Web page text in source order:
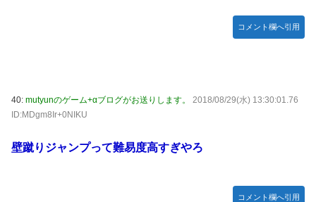
コメント欄へ引用
40: mutyunのゲーム+αブログがお送りします。
2018/08/29(水) 13:30:01.76
ID:MDgm8Ir+0NIKU
壁蹴りジャンプって難易度高すぎやろ
コメント欄へ引用